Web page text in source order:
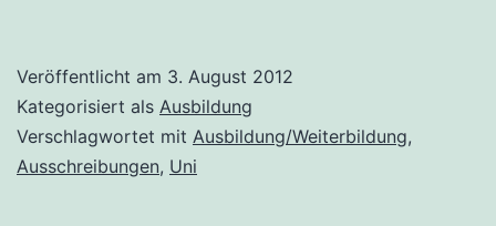
Veröffentlicht am 3. August 2012
Kategorisiert als Ausbildung
Verschlagwortet mit Ausbildung/Weiterbildung,
Ausschreibungen, Uni